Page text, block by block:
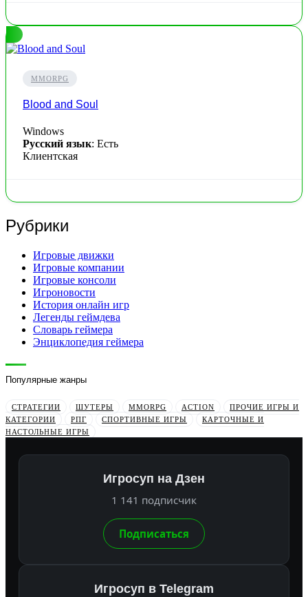
MMORPG
Blood and Soul
Windows
Русский язык: Есть
Клиентская
Рубрики
Игровые движки
Игровые компании
Игровые консоли
Игроновости
История онлайн игр
Легенды геймдева
Словарь геймера
Энциклопедия геймера
Популярные жанры
СТРАТЕГИИ ШУТЕРЫ MMORPG ACTION
ПРОЧИЕ ИГРЫ И
КАТЕГОРИИ
РПГ СПОРТИВНЫЕ ИГРЫ
КАРТОЧНЫЕ И
НАСТОЛЬНЫЕ ИГРЫ
Игросуп на Дзен
1 141 подписчик
Подписаться
Игросуп в Telegram